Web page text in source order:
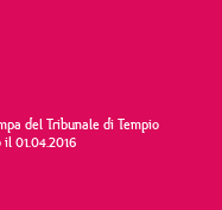
del Tribunale di Tempio
01.04.2016